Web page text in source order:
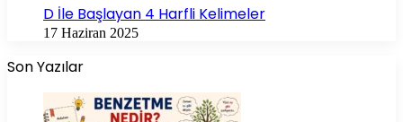
D İle Başlayan 4 Harfli Kelimeler
17 Haziran 2025
Son Yazılar